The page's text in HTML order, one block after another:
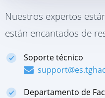
Nuestros expertos
están encantados de
Soporte técnico
Departamento de